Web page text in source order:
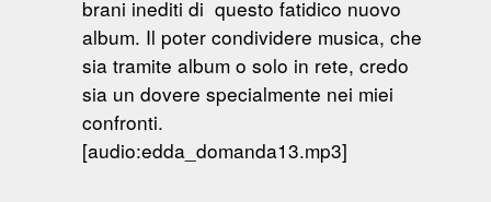
brani inediti di questo fatidico nuovo
album. Il poter condividere musica, che
sia tramite album o solo in rete, credo
sia un dovere specialmente nei miei
confronti.
[audio:edda_domanda13.mp3]